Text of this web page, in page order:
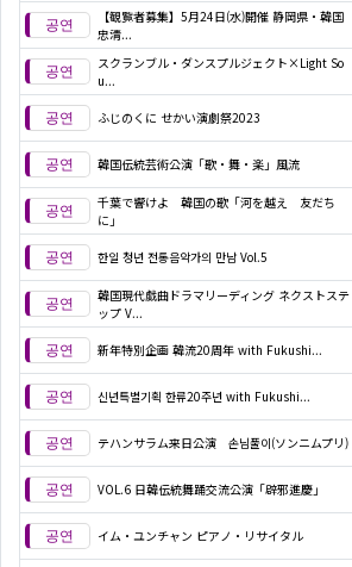
【観覧者募集】5月24日(水)開催 静岡県・韓国
忠清...
スクランブル・ダンスプルジェクト×Light So
u...
ふじのくに せかい演劇祭2023
韓国伝統芸術公演「歌・舞・楽」風流
千葉で響けよ 韓国の歌「河を越え 友だち
に」
한일 청년 전통음악가의 만남 Vol.5
韓国現代戯曲ドラマリーディング ネクストステ
ップ V...
新年特別企画 韓流20周年 with Fukushi...
신년특별기획 한류20주년 with Fukushi...
テハンサラム来日公演 손님풀이(ソンニムプリ)
VOL.6 日韓伝統舞踊交流公演「辟邪進慶」
イム・ユンチャン ピアノ・リサイタル